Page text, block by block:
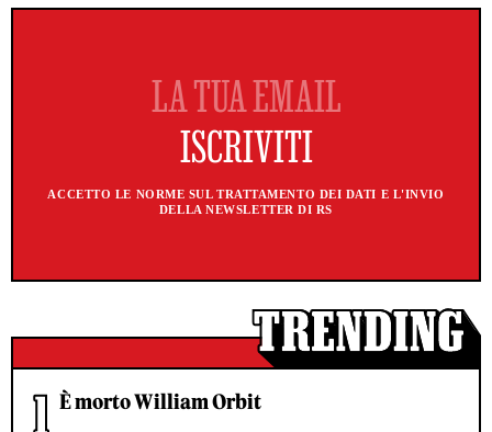
ACCETTO LE NORME SUL TRATTAMENTO DEI DATI E L'INVIO
DELLA NEWSLETTER DI RS
È morto William Orbit